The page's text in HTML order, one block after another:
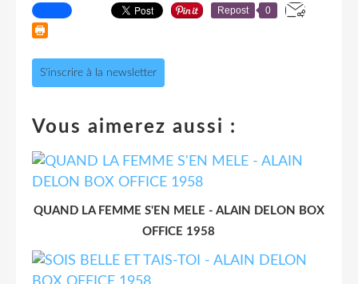
Repost 0
S'inscrire à la newsletter
Vous aimerez aussi :
QUAND LA FEMME S'EN MELE - ALAIN DELON BOX
OFFICE 1958